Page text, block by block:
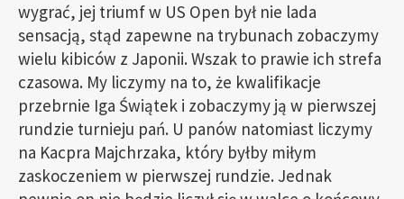
wygrać, jej triumf w US Open był nie lada
sensacją, stąd zapewne na trybunach zobaczymy
wielu kibiców z Japonii. Wszak to prawie ich strefa
czasowa. My liczymy na to, że kwalifikacje
przebrnie Iga Świątek i zobaczymy ją w pierwszej
rundzie turnieju pań. U panów natomiast liczymy
na Kacpra Majchrzaka, który byłby miłym
zaskoczeniem w pierwszej rundzie. Jednak